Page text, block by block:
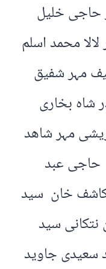
حاجی خلیل
محمد اسلم
مہر شفیق
شاہ بخاری
مہر شاھد
حاجی عبد
خان سید
سید
جاوید